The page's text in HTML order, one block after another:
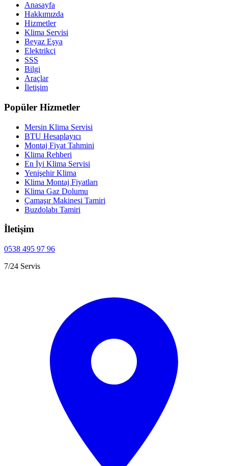
Anasayfa
Hakkımızda
Hizmetler
Klima Servisi
Beyaz Eşya
Elektrikçi
SSS
Bilgi
Araçlar
İletişim
Popüler Hizmetler
Mersin Klima Servisi
BTU Hesaplayıcı
Montaj Fiyat Tahmini
Klima Rehberi
En İyi Klima Servisi
Yenişehir Klima
Klima Montaj Fiyatları
Klima Gaz Dolumu
Çamaşır Makinesi Tamiri
Buzdolabı Tamiri
İletişim
0538 495 97 96
7/24 Servis